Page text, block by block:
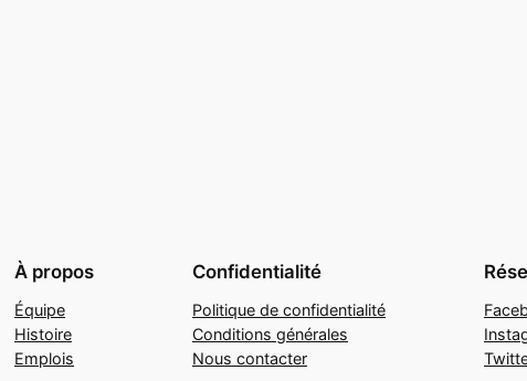
À propos
Équipe
Histoire
Emplois
Confidentialité
Politique de confidentialité
Conditions générales
Nous contacter